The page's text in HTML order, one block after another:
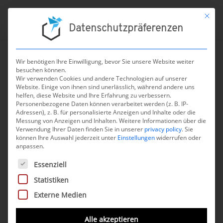
chevron_leftZURÜCK
Beschreibung
Die DiGA edupression.com® besteht aus dem
Mit
Datenschutzpräferenzen
Wir benötigen Ihre Einwilligung, bevor Sie unsere Website weiter
besuchen können.
Wir verwenden Cookies und andere Technologien auf unserer
Website. Einige von ihnen sind unerlässlich, während andere uns
helfen, diese Website und Ihre Erfahrung zu verbessern.
Personenbezogene Daten können verarbeitet werden (z. B. IP-
Adressen), z. B. für personalisierte Anzeigen und Inhalte oder die
Messung von Anzeigen und Inhalten.Weitere Informationen über die
Verwendung Ihrer Daten finden Sie in unserer privacy policy.Sie
können Ihre Auswahl jederzeit unter Einstellungenwiderrufen oder
anpassen.
Es folgt eine Liste der Service-Gruppen, für die eine
Essenziell
Statistiken
Externe Medien
Alle akzeptieren